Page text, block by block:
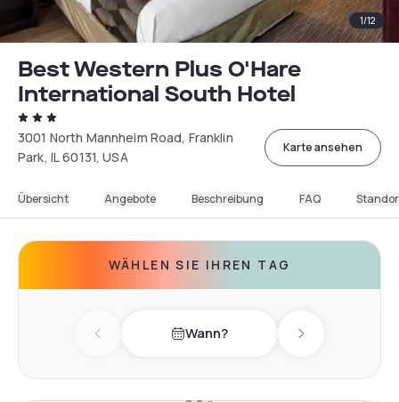
1/12
Best Western Plus O'Hare
International South Hotel
3001 North Mannheim Road, Franklin
Park, IL 60131, USA
Karte ansehen
Übersicht Angebote Beschreibung FAQ
WÄHLEN SIE IHREN TAG
Previous day Wann? Next day